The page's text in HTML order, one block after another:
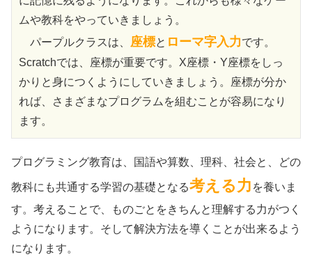
ムや教科をやっていきましょう。
パープルクラスは、
座標と ローマ字入力です。
Scratchでは、座標が重要です。X座標・Y座標をしっ
かりと身につくようにしていきましょう。座標が分か
れば、さまざまなプログラムを組むことが容易になり
ます。
プログラミング教育は、国語や算数、理科、社会と、どの
教科にも共通する学習の基礎となる考える力 を養いま
す。考えることで、ものごとをきちんと理解する力がつく
ようになります。そして解決方法を導くことが出来るよう
になります。